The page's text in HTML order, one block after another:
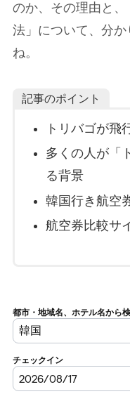
のか、その理由と
法」について、分
ね。
記事のポイント
トリバゴが飛
多くの人が「
る背景
韓国行き航空
航空券比較サ